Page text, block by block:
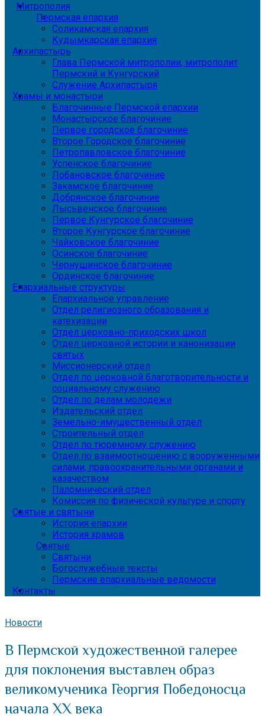
Митрополия
Пермская епархия
Соликамская епархия
Кудымкарская епархия
Архипастырь
Глава Пермской митрополии, митрополит
Пермский и Кунгурский
Служение Архипастыря
Храмы и монастыри
Благочинные Пермской епархии
Монастырское благочиние
Первое городское благочиние
Второе Городское благочиние
Петропавловское благочиние
Успенское благочиние
Лобановское благочиние
Закамское благочиние
Добрянское благочиние
Лысьвенское благочиние
Первое Кунгурское благочиние
Второе Кунгурское благочиние
Чайковское благочиние
Осинское благочиние
Чернушинское благочиние
Ординское благочиние
Епархиальные структуры
Епархиальное управление
Отдел религиозного образования и
катехизации
Отдел церковно-приходских школ
Отдел церковной истории и канонизации
святых
Миссионерский отдел
Отдел по церковной благотворительности и
социальному служению
Отдел по делам молодежи
Издательский отдел
Земельно-имущественный отдел
Строительный отдел
Отдел по тюремному служению
Отдел по взаимоотношению с вооруженными
силами, правоохранительными органами и
казачеством
Паломнический отдел
Комиссия по физической культуре и спорту
Святые и святыни
История епархии
История храмов
Святые
Святыни
Богослужебные тексты
Пермские епархиальные ведомости
Контакты
Новости
В Пермской художественной галерее
для поклонения выставлен образ
великомученика Георгия Победоносца
начала XX века